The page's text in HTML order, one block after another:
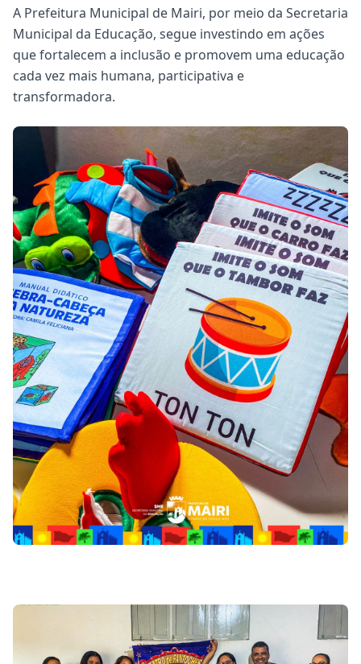
A Prefeitura Municipal de Mairi, por meio da Secretaria
Municipal da Educação, segue investindo em ações
que fortalecem a inclusão e promovem uma educação
cada vez mais humana, participativa e
transformadora.